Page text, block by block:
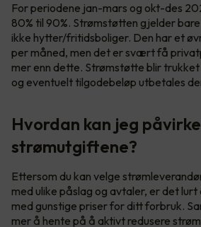
For periodene jan-mars og okt-des
80% til 90%. Strømstøtten gjelder
ikke hytter/fritidsboliger. Den har et
per måned, men det er svært få
mer enn dette. Strømstøtte blir
og eventuelt tilgodebeløp utbetales
Hvordan kan jeg påvirke
strømutgiftene?
Ettersom du kan velge
med ulike påslag og avtaler, er det lurt
med gunstige priser for ditt forbruk.
mer å hente på å aktivt redusere